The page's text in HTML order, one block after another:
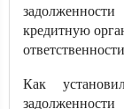
кредитную
Как